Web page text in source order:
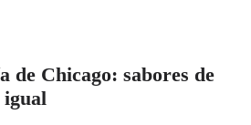
de Chicago: sabores de
igual